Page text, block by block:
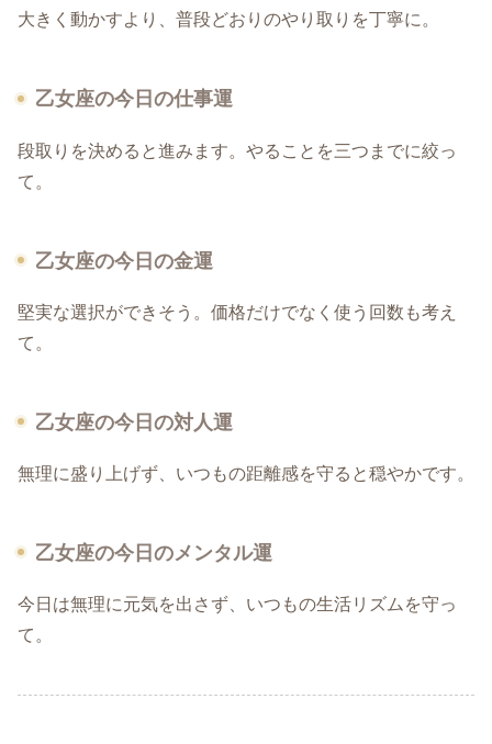
大きく動かすより、普段どおりのやり取りを丁寧に。
乙女座の今日の仕事運
段取りを決めると進みます。やることを三つまでに絞っ
て。
乙女座の今日の金運
堅実な選択ができそう。価格だけでなく使う回数も考え
て。
乙女座の今日の対人運
無理に盛り上げず、いつもの距離感を守ると穏やかです。
乙女座の今日のメンタル運
今日は無理に元気を出さず、いつもの生活リズムを守っ
て。